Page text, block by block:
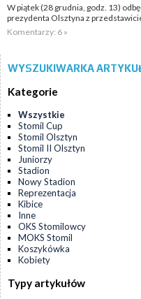
W piątek (28 grudnia, godz. 13)
prezydenta Olsztyna z
Komentarzy: 6 »
WYSZUKIWARKA
Kategorie
Wszystkie
Stomil Cup
Stomil Olsztyn
Stomil II Olsztyn
Juniorzy
Stadion
Nowy Stadion
Reprezentacja
Kibice
Inne
OKS Stomilowcy
MOKS Stomil
Koszykówka
Kobiety
Typy artykułów